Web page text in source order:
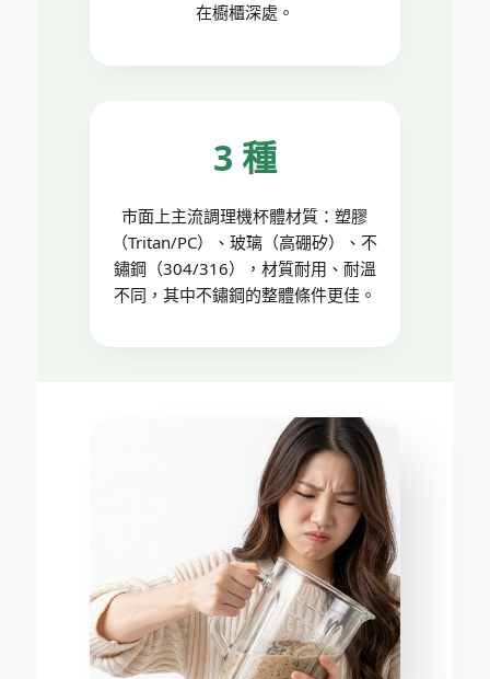
在櫥櫃深處。
3 種
市面上主流調理機杯體材質：塑膠
（Tritan/PC）、玻璃（高硼矽）、不
鏽鋼（304/316），材質耐用、耐溫
不同，其中不鏽鋼的整體條件更佳。